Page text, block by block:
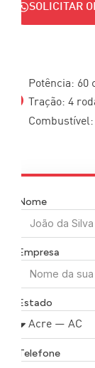
SOLICITAR
Potência: 60
Tração: 4
Nome
Empresa
Estado
Telefone